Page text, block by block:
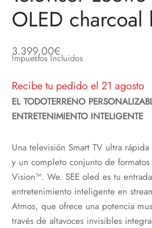
OLED charcoal
3.399,00€
Impuestos Incluidos
Recibe tu pedido el 21 agosto
EL TODOTERRENO
ENTRETENIMIENTO INTELIGENTE
Una televisión Smart TV ultra
y un completo conjunto de
Vision™. We. SEE oled es tu
entretenimiento inteligente en
Atmos, que ofrece una potencia
través de altavoces invisibles
Equipos de Sonido